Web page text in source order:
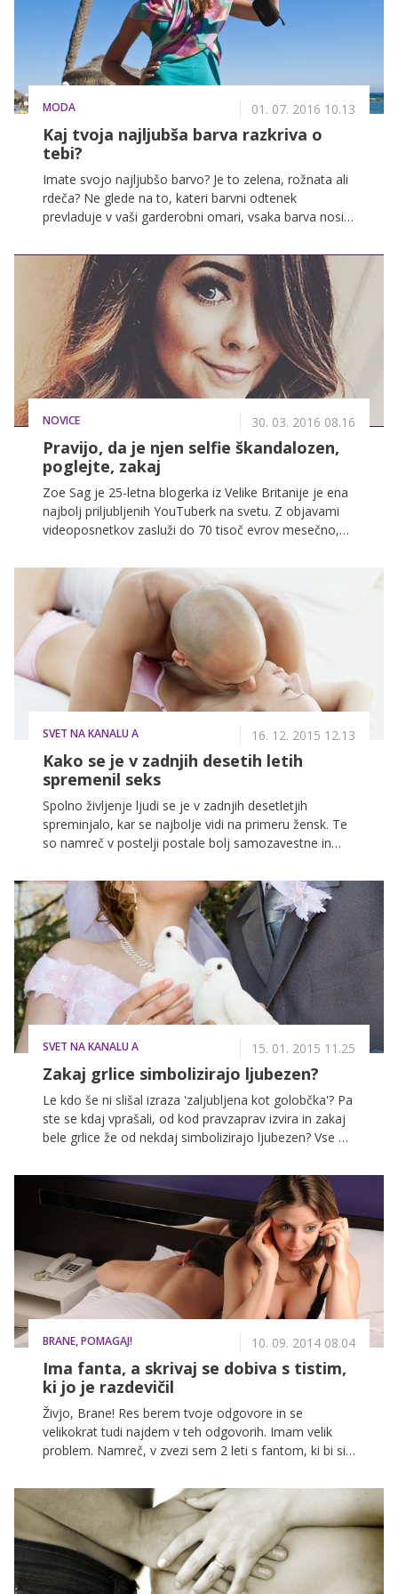
MODA 01. 07. 2016 10.13
Kaj tvoja najljubša barva razkriva o
tebi?
Imate svojo najljubšo barvo? Je to zelena, rožnata ali
rdeča? Ne glede na to, kateri barvni odtenek
prevladuje v vaši garderobni omari, vsaka barva nosi
nosi. Izbira dnevnih modnih kombinacij ni odvisna le
od priložnosti, ampak na njo vpliva tudi vaše trenutno
razpoloženje. Rdeča ponazarja strast, zelena pomirja,
črna simbolizira melanholijo in žalost, medtem ko je
rumena barva dobre volje in pozitivne energije. Z
naslednjim modnim vodnikom boste ugotovili, kaj
vaša najljubša poletna barva pove o vašem značaju!
NOVICE 30. 03. 2016 08.16
Pravijo, da je njen selfie škandalozen,
poglejte, zakaj
Zoe Sag je 25-letna blogerka iz Velike Britanije je ena
najbolj priljubljenih YouTuberk na svetu. Z objavami
videoposnetkov zasluži do 70 tisoč evrov mesečno,
zaslugi selfija, ki ga je pred kratkim objavila na
Snapchatu in so ga mnogi označili za 'škandaloznega'.
SVET NA KANALU A 16. 12. 2015 12.13
Kako se je v zadnjih desetih letih
spremenil seks
Spolno življenje ljudi se je v zadnjih desetletjih
spreminjalo, kar se najbolje vidi na primeru žensk. Te
so namreč v postelji postale bolj samozavestne in
nežnejšega spola veliko bolj razgibano seksualno
življenje, kot so ga imele njihove prednice. Nedavna
raziskava kaže, da imajo mlajše od 20 let danes za
seboj dvakrat več zvez, kot so jih imele nekoč enako
stare ženske.
SVET NA KANALU A 15. 01. 2015 11.25
Zakaj grlice simbolizirajo ljubezen?
Le kdo še ni slišal izraza 'zaljubljena kot golobčka'? Pa
ste se kdaj vprašali, od kod pravzaprav izvira in zakaj
bele grlice že od nekdaj simbolizirajo ljubezen? Vse od
ljubeznijo, njihova povezanost s praznikom ljubezni,
valentinovim, pa je prisotna še danes.
BRANE, POMAGAJ! 10. 09. 2014 08.04
Ima fanta, a skrivaj se dobiva s tistim,
ki jo je razdevičil
Živjo, Brane! Res berem tvoje odgovore in se
velikokrat tudi najdem v teh odgovorih. Imam velik
problem. Namreč, v zvezi sem 2 leti s fantom, ki bi si
pozornost ... vse to dobim od njega. Tudi jaz ga imam
rada in si ne predstavljam, da bi se najina zveza
končala. Enostavno si ne upam na to sploh pomisliti ...
Tudi ko sva skupaj, nama je prelepo, polno smeha,
veselja. Tudi kakšno kreganje pride vmes, ampak saj
to je pri parih normalno. Kdo se pa danes še ne